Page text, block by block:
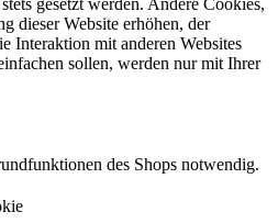
gesetzt werden. Andere Cookies,
dieser Website erhöhen, der
Interaktion mit anderen Websites
sollen, werden nur mit Ihrer
des Shops notwendig.